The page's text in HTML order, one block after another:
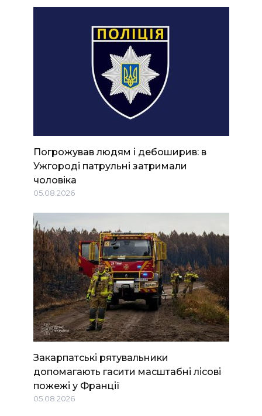
Погрожував людям і дебоширив: в
Ужгороді патрульні затримали
чоловіка
05.08.2026
Закарпатські рятувальники
допомагають гасити масштабні лісові
пожежі у Франції
05.08.2026